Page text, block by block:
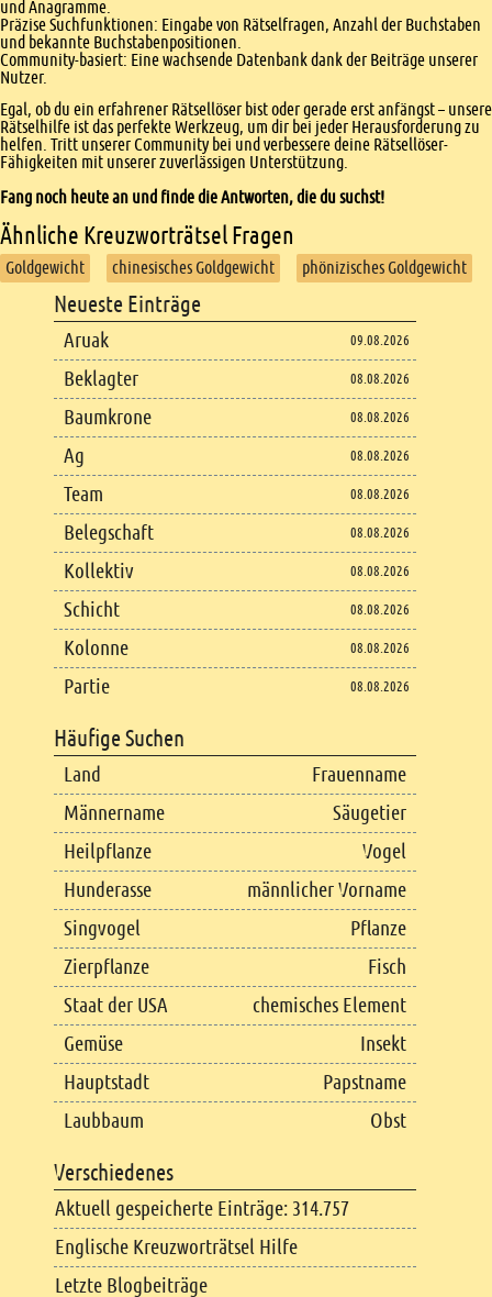
und Anagramme.
Präzise Suchfunktionen: Eingabe von Rätselfragen, Anzahl der Buchstaben
und bekannte Buchstabenpositionen.
Community-basiert: Eine wachsende Datenbank dank der Beiträge unserer
Nutzer.
Egal, ob du ein erfahrener Rätsellöser bist oder gerade erst anfängst – unsere
Rätselhilfe ist das perfekte Werkzeug, um dir bei jeder Herausforderung zu
helfen. Tritt unserer Community bei und verbessere deine Rätsellöser-
Fähigkeiten mit unserer zuverlässigen Unterstützung.
Fang noch heute an und finde die Antworten, die du suchst!
Ähnliche Kreuzworträtsel Fragen
Goldgewicht chinesisches Goldgewicht
phönizisches Goldgewicht
Footer content
Neueste Einträge
Aruak 09.08.2026
Beklagter 08.08.2026
Baumkrone 08.08.2026
Ag 08.08.2026
Team 08.08.2026
Belegschaft 08.08.2026
Kollektiv 08.08.2026
Schicht 08.08.2026
Kolonne 08.08.2026
Partie 08.08.2026
Häufige Suchen
Land
Frauenname
Männername
Säugetier
Heilpflanze
Vogel
Hunderasse
männlicher Vorname
Singvogel
Pflanze
Zierpflanze
Fisch
Staat der USA
chemisches Element
Gemüse
Insekt
Hauptstadt
Papstname
Laubbaum
Obst
Verschiedenes
Aktuell gespeicherte Einträge: 314.757
Englische Kreuzworträtsel Hilfe
Letzte Blogbeiträge